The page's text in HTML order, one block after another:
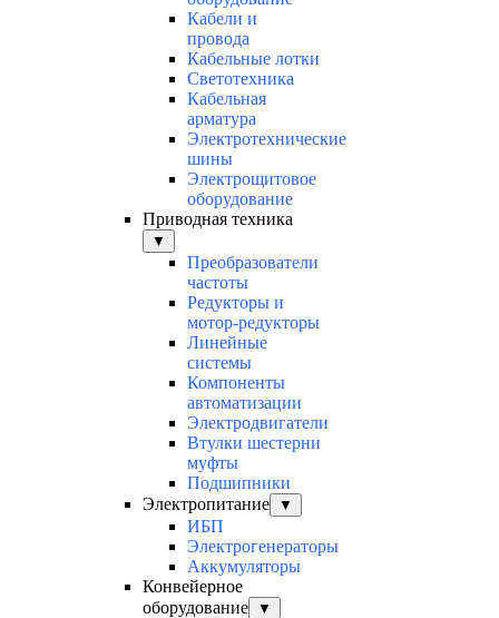
Кабели и
провода
Кабельные лотки
Светотехника
Кабельная
арматура
Электротехнические
шины
Электрощитовое
оборудование
Приводная техника
▼
Преобразователи
частоты
Редукторы и
мотор-редукторы
Линейные
системы
Компоненты
автоматизации
Электродвигатели
Втулки шестерни
муфты
Подшипники
Электропитание
▼
ИБП
Электрогенераторы
Аккумуляторы
Конвейерное
оборудование
▼